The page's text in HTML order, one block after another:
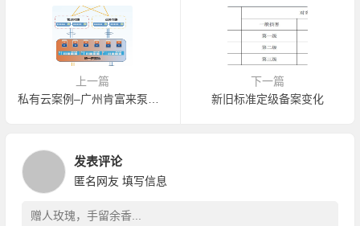
上一篇
下一篇
新旧标准定级备案变化
发表评论
匿名网友 填写信息